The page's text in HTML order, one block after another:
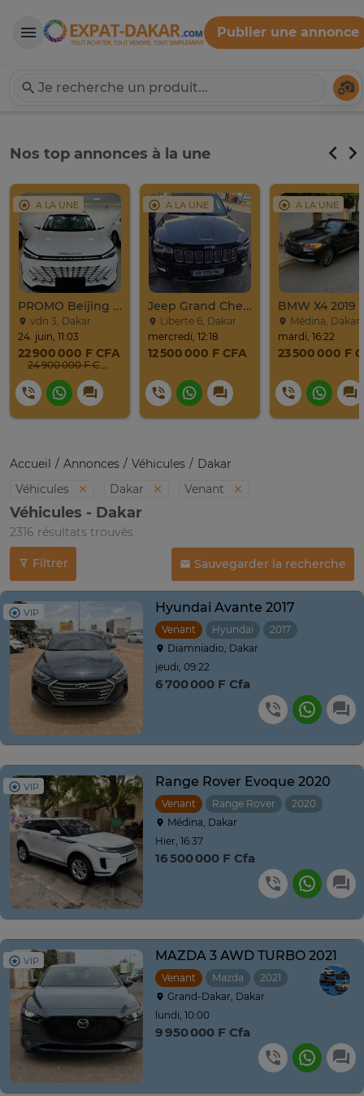
Expat-Dakar
Publier une annonce
Nos top annonces à la une
A LA UNE
PROMO Beijing X7 / 2025
vdn 3, Dakar
24. juin, 11:03
22 900 000 F CFA
24 900 000 F CFA
A LA UNE
Jeep Grand Cherokee Overland 2019 À Vendre
Liberte 6, Dakar
mercredi, 12:18
12 500 000 F CFA
A LA UNE
BMW X4 2019
Médina, Dakar
mardi, 16:22
23 500 000 F
Accueil Annonces Véhicules
Dakar
Véhicules
Dakar Venant
Véhicules - Dakar
2316 résultats trouvés
Filtrer Sauvegarder la recherche
VIP Hyundai Avante 2017
Venant Hyundai 2017
Diamniadio, Dakar
jeudi, 09:22
6 700 000 F Cfa
VIP Range Rover Evoque 2020
Venant Range Rover 2020
Médina, Dakar
Hier, 16:37
16 500 000 F Cfa
VIP MAZDA 3 AWD TURBO 2021
Venant Mazda 2021
Automatique
Grand-Dakar, Dakar
lundi, 10:00
9 950 000 F Cfa